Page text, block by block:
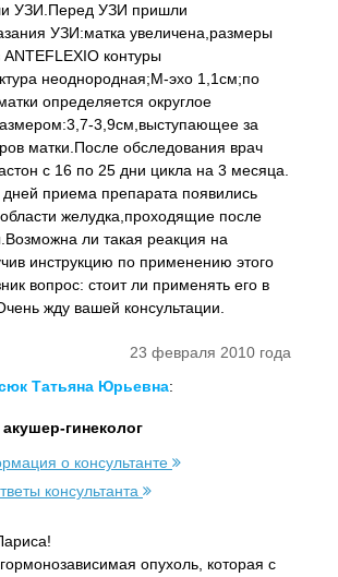
УЗИ.Перед УЗИ пришли
УЗИ:матка увеличена,размеры
контуры
неоднородная;М-эхо 1,1см;по
определяется округлое
3,9см,выступающее за
матки.После обследования врач
с 16 по 25 дни цикла на 3 месяца.
дней приема препарата появились
желудка,проходящие после
ли такая реакция на
инструкцию по применению этого
вопрос: стоит ли применять его в
жду вашей консультации.
23 февраля 2010 года
Татьяна Юрьевна:
гинеколог
о консультанте
консультанта
опухоль, которая с